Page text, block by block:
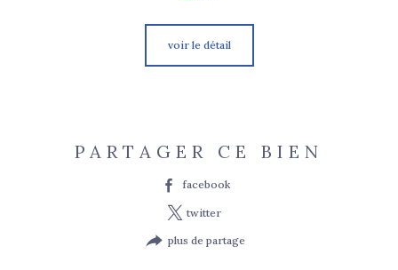
voir le détail
PARTAGER CE BIEN
facebook
twitter
plus de partage